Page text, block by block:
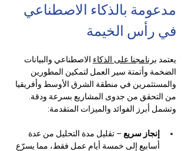
مدعومة بالذكاء الاصطناعي
في رأس الخيمة
يعتمد برنامجنا على الذكاء الاصطناعي والبيانات
الضخمة وأتمتة سير العمل لتمكين المطورين
والمستثمرين في منطقة الشرق الأوسط وأفريقيا
من التحقق من جدوى المشاريع بسرعة ودقة.
وتشمل أبرز الفوائد والميزات المتقدمة:
إنجاز سريع – تقليل مدة التحليل من عدة
أسابيع إلى خمسة أيام عمل فقط، مما يسرّع